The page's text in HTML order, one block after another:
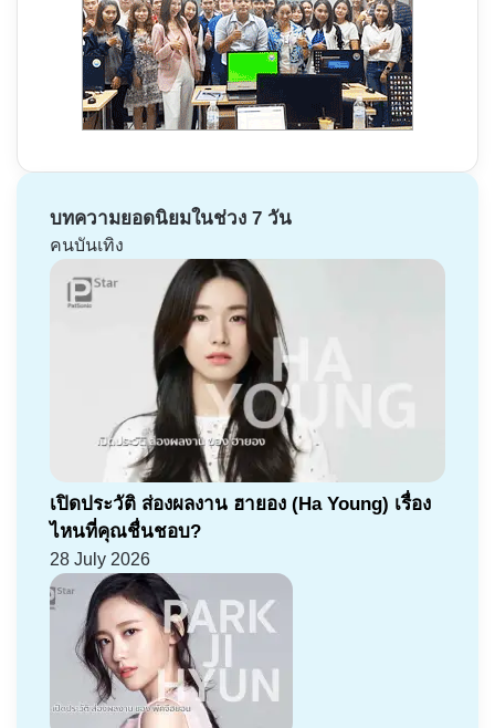
บทความยอดนิยมในช่วง 7 วัน
คนบันเทิง
เปิดประวัติ ส่องผลงาน ฮายอง (Ha Young) เรื่อง
ไหนที่คุณชื่นชอบ?
28 July 2026